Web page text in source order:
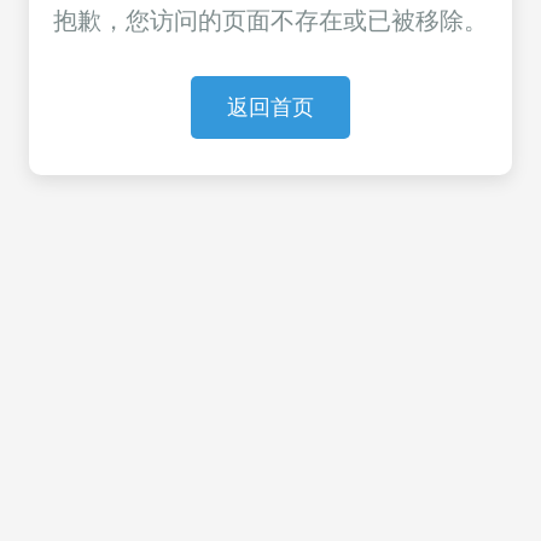
抱歉，您访问的页面不存在或已被移除。
返回首页